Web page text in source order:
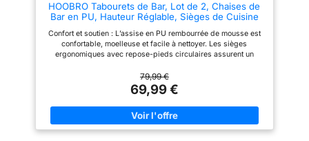
simplicité [Entretien facile] La
surface en PU, ainsi que le
base en noir mat, se nettoient
facilement à l’aide d’un simple
chiffon humide. Ainsi, vos
HOOBRO Tabourets de Bar, Lot de 2, Chaises de
Bar en PU, Hauteur Réglable, Sièges de Cuisine
Pivotants à 360°, avec Dossier et Repose-Pieds,
Assise Rembourrée en Mousse, Noir
ESB33BYP201
Confort et soutien : L’assise en PU rembourrée de mousse est
confortable, moelleuse et facile à nettoyer. Les sièges
ergonomiques avec repose-pieds circulaires assurent un
et pivotant : Les leviers vous permettent de régler la hauteur de
ces sièges munis de vérins à gaz (réglable de xx à xx cm).
Grâce à leur rotation à 360°, vous pouvez attraper des objets
sans avoir à vous lever Base antidérapante solide : Ces 2
chaises de cuisine sont dotés des bases en acier chromé
élargies, avec des anneaux en caoutchouc qui assurent à la
79,99 €
69,99 €